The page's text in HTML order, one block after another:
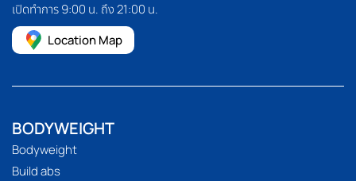
เปิดทำการ 9:00 น. ถึง 21:00 น.
Location Map
BODYWEIGHT
Bodyweight
Build abs